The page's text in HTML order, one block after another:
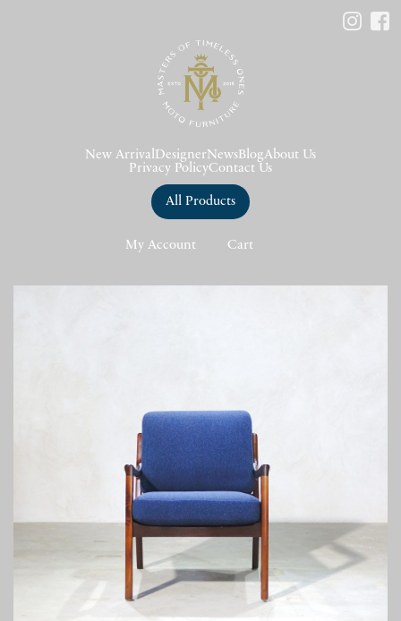
New Arrival DesignerNews BlogAbout Us
Privacy PolicyContact Us
All Products
My Account Cart